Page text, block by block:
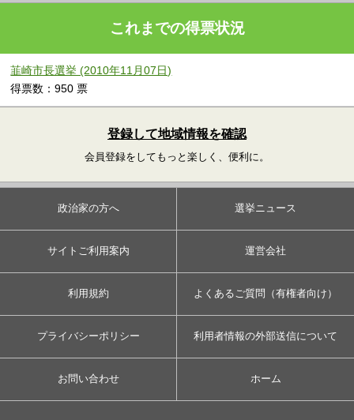
これまでの得票状況
韮崎市長選挙 (2010年11月07日)
得票数：950 票
登録して地域情報を確認
会員登録をしてもっと楽しく、便利に。
政治家の方へ 選挙ニュース
サイトご利用案内 運営会社
利用規約 よくあるご質問（有権者向け）
プライバシーポリシー 利用者情報の外部送信について
お問い合わせ ホーム